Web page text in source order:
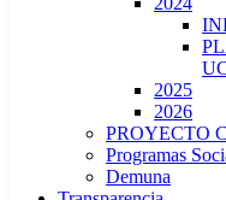
2025
2026
PROYECTO
Programas
Demuna